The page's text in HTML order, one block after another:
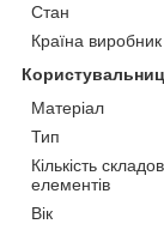
Стан
Країна виробник
Матеріал
Тип
Кількість
елементів
Вік